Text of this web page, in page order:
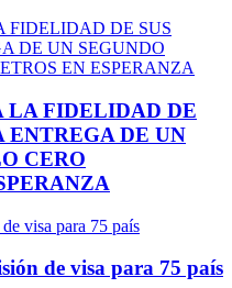
LA FIDELIDAD DE
ENTREGA DE UN
CERO
de visa para 75 país